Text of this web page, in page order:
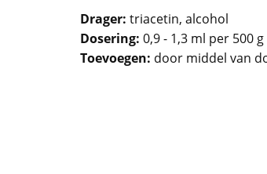
Drager: triacetin, alcohol
Dosering: 0,9 - 1,3 ml per 500
Toevoegen: door middel van